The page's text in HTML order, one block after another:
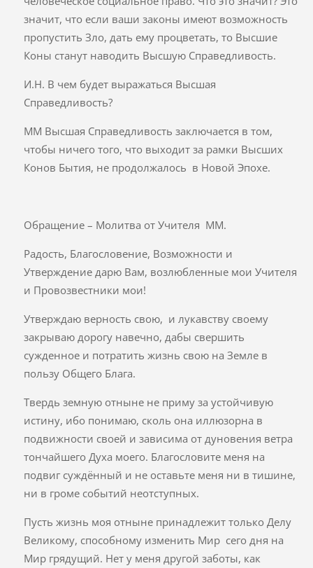
значит, что если ваши законы имеют возможность
пропустить Зло, дать ему процветать, то Высшие
Коны станут наводить Высшую Справедливость.
И.Н. В чем будет выражаться Высшая
Справедливость?
ММ Высшая Справедливость заключается в том,
чтобы ничего того, что выходит за рамки Высших
Конов Бытия, не продолжалось в Новой Эпохе.
Обращение – Молитва от Учителя ММ.
Радость, Благословение, Возможности и
Утверждение дарю Вам, возлюбленные мои Учителя
и Провозвестники мои!
Утверждаю верность свою, и лукавству своему
закрываю дорогу навечно, дабы свершить
сужденное и потратить жизнь свою на Земле в
пользу Общего Блага.
Твердь земную отныне не приму за устойчивую
истину, ибо понимаю, сколь она иллюзорна в
подвижности своей и зависима от дуновения ветра
тончайшего Духа моего. Благословите меня на
подвиг суждённый и не оставьте меня ни в тишине,
ни в громе событий неотступных.
Пусть жизнь моя отныне принадлежит только Делу
Великому, способному изменить Мир сего дня на
Мир грядущий. Нет у меня другой заботы, как